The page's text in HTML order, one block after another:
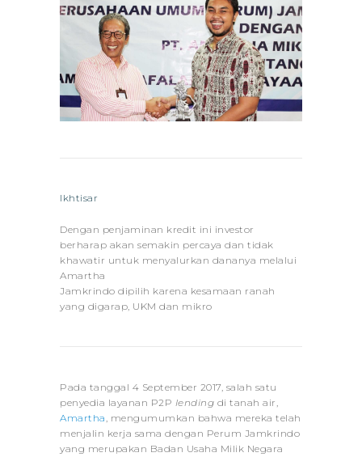
Ikhtisar
Dengan penjaminan kredit ini investor
berharap akan semakin percaya dan tidak
khawatir untuk menyalurkan dananya melalui
Amartha
Jamkrindo dipilih karena kesamaan ranah
yang digarap, UKM dan mikro
Pada tanggal 4 September 2017, salah satu
penyedia layanan P2P lending di tanah air,
Amartha, mengumumkan bahwa mereka telah
menjalin kerja sama dengan Perum Jamkrindo
yang merupakan Badan Usaha Milik Negara